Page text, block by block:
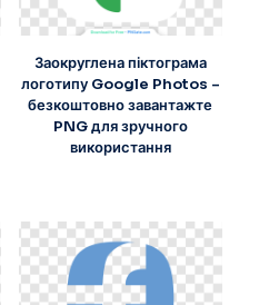
Заокруглена піктограма
логотипу Google Photos –
безкоштовно завантажте
PNG для зручного
використання